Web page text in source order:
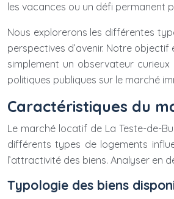
les vacances ou un défi permanent
Nous explorerons les différentes
perspectives d’avenir. Notre
simplement un observateur
politiques publiques sur le marché
Caractéristiques du
Le marché locatif de La Teste-de-
différents types de logements
l’attractivité des biens. Analyser en
Typologie des biens